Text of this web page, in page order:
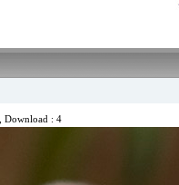
, Download : 4